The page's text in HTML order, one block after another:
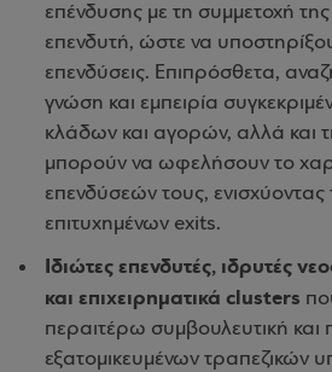
επένδυσης με τη συμμετοχή
επενδυτή, ώστε να
επενδύσεις. Επιπρόσθετα,
γνώση και εμπειρία
κλάδων και αγορών, αλλά και
μπορούν να ωφελήσουν το
επενδύσεών τους, ενισχύοντας
επιτυχημένων exits.
Ιδιώτες επενδυτές, ιδρυτές
και επιχειρηματικά clusters
περαιτέρω συμβουλευτική και
εξατομικευμένων τραπεζικών